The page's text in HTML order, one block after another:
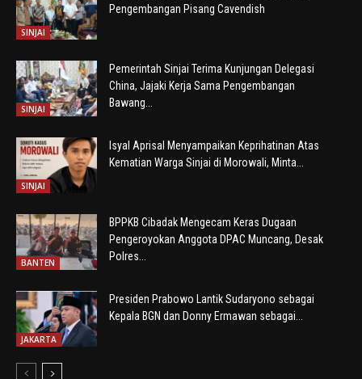
SINJAI
Pengembangan Pisang Cavendish
SINJAI
Pemerintah Sinjai Terima Kunjungan Delegasi
China, Jajaki Kerja Sama Pengembangan
Bawang...
SINJAI
Isyal Aprisal Menyampaikan Keprihatinan Atas
Kematian Warga Sinjai di Morowali, Minta...
BANTEN
BPPKB Cibadak Mengecam Keras Dugaan
Pengeroyokan Anggota DPAC Muncang, Desak
Polres...
JAKARTA
Presiden Prabowo Lantik Sudaryono sebagai
Kepala BGN dan Donny Ermawan sebagai...